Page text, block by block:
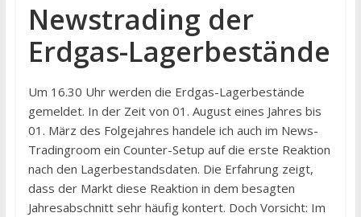
Newstrading der
Erdgas-Lagerbestände
Um 16.30 Uhr werden die Erdgas-Lagerbestände
gemeldet. In der Zeit von 01. August eines Jahres bis
01. März des Folgejahres handele ich auch im News-
Tradingroom ein Counter-Setup auf die erste Reaktion
nach den Lagerbestandsdaten. Die Erfahrung zeigt,
dass der Markt diese Reaktion in dem besagten
Jahresabschnitt sehr häufig kontert. Doch Vorsicht: Im